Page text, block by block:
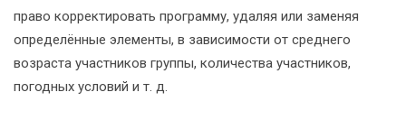
право корректировать программу, удаляя или заменяя
определённые элементы, в зависимости от среднего
возраста участников группы, количества участников,
погодных условий и т. д.